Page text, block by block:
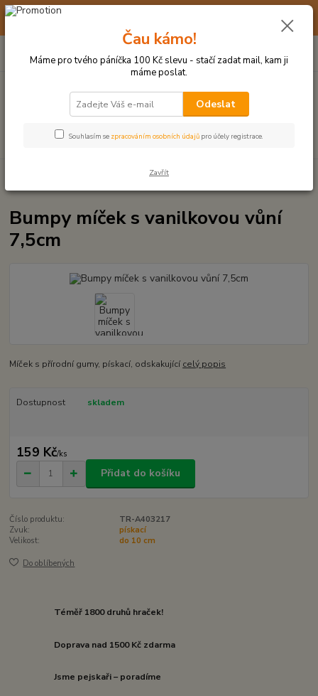
☀️ 10. - 14. SRPNA 2026 MÁME DOVOLENOU ☀️ OBJEDNÁVKY
Hledat
po–pá: 9–17 hod.
za0 Kč
MÍČKY, APORTY, TALÍŘE, HÁZEČE
Bumpy míček s vanilkovou vůní
7,5cm
Míček s přírodní gumy, pískací, odskakující celý popis
Dostupnost skladem
159 Kč/ks
Přidat do košíku
Číslo produktu:
TR-A403217
Zvuk:
pískací
Velikost:
do 10 cm
Do oblíbených
Téměř 1800 druhů hraček!
Doprava nad 1500 Kč zdarma
Jsme pejskaři – poradíme
Čau kámo!
Máme pro tvého páníčka 100 Kč slevu - stačí zadat mail, kam ji
máme poslat.
Odeslat
Souhlasím se zpracováním osobních údajů pro účely registrace.
Zavřít